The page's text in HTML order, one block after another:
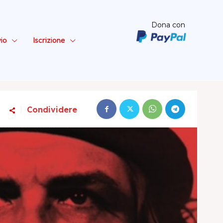
– Sinistra
Iscrizione
Dona con
Condividere